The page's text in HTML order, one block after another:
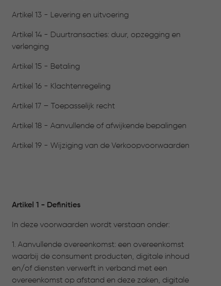
Artikel 13 - Levering en uitvoering
Artikel 14 - Duurtransacties: duur, opzegging en
verlenging
Artikel 15 - Betaling
Artikel 16 - Klachtenregeling
Artikel 17 – Toepasselijk recht
Artikel 18 - Aanvullende of afwijkende bepalingen
Artikel 19 - Wijziging van de Verkoopvoorwaarden
Artikel 1 - Definities
In deze voorwaarden wordt verstaan onder:
1. Aanvullende overeenkomst: een overeenkomst
waarbij de consument producten, digitale inhoud
en/of diensten verwerft in verband met een
overeenkomst op afstand en deze zaken, digitale